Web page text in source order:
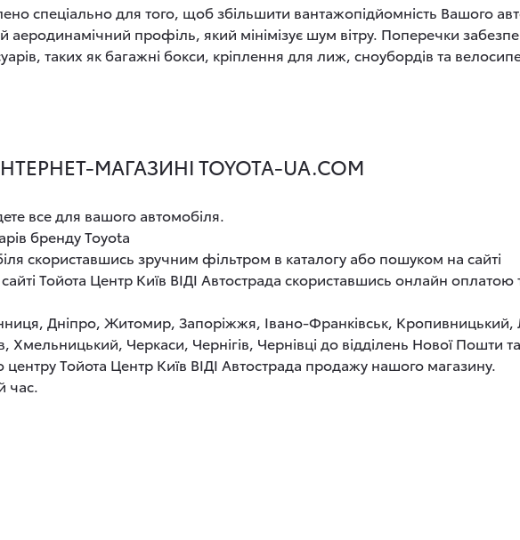
спеціально для того, щоб збільшити вантажопідйомність Вашого
аеродинамічний профіль, який мінімізує шум вітру. Поперечки
таких як багажні бокси, кріплення для лиж, сноубордів та
МАГАЗИНІ TOYOTA-UA.COM
все для вашого автомобіля.
бренду Toyota
скориставшись зручним фільтром в каталогу або пошуком на сайті
Тойота Центр Київ ВІДІ Автострада скориставшись онлайн оплатою
Дніпро, Житомир, Запоріжжя, Івано-Франківськ, Кропивницький,
Черкаси, Чернігів, Чернівці до відділень Нової Пошти
Тойота Центр Київ ВІДІ Автострада продажу нашого магазину.
час.